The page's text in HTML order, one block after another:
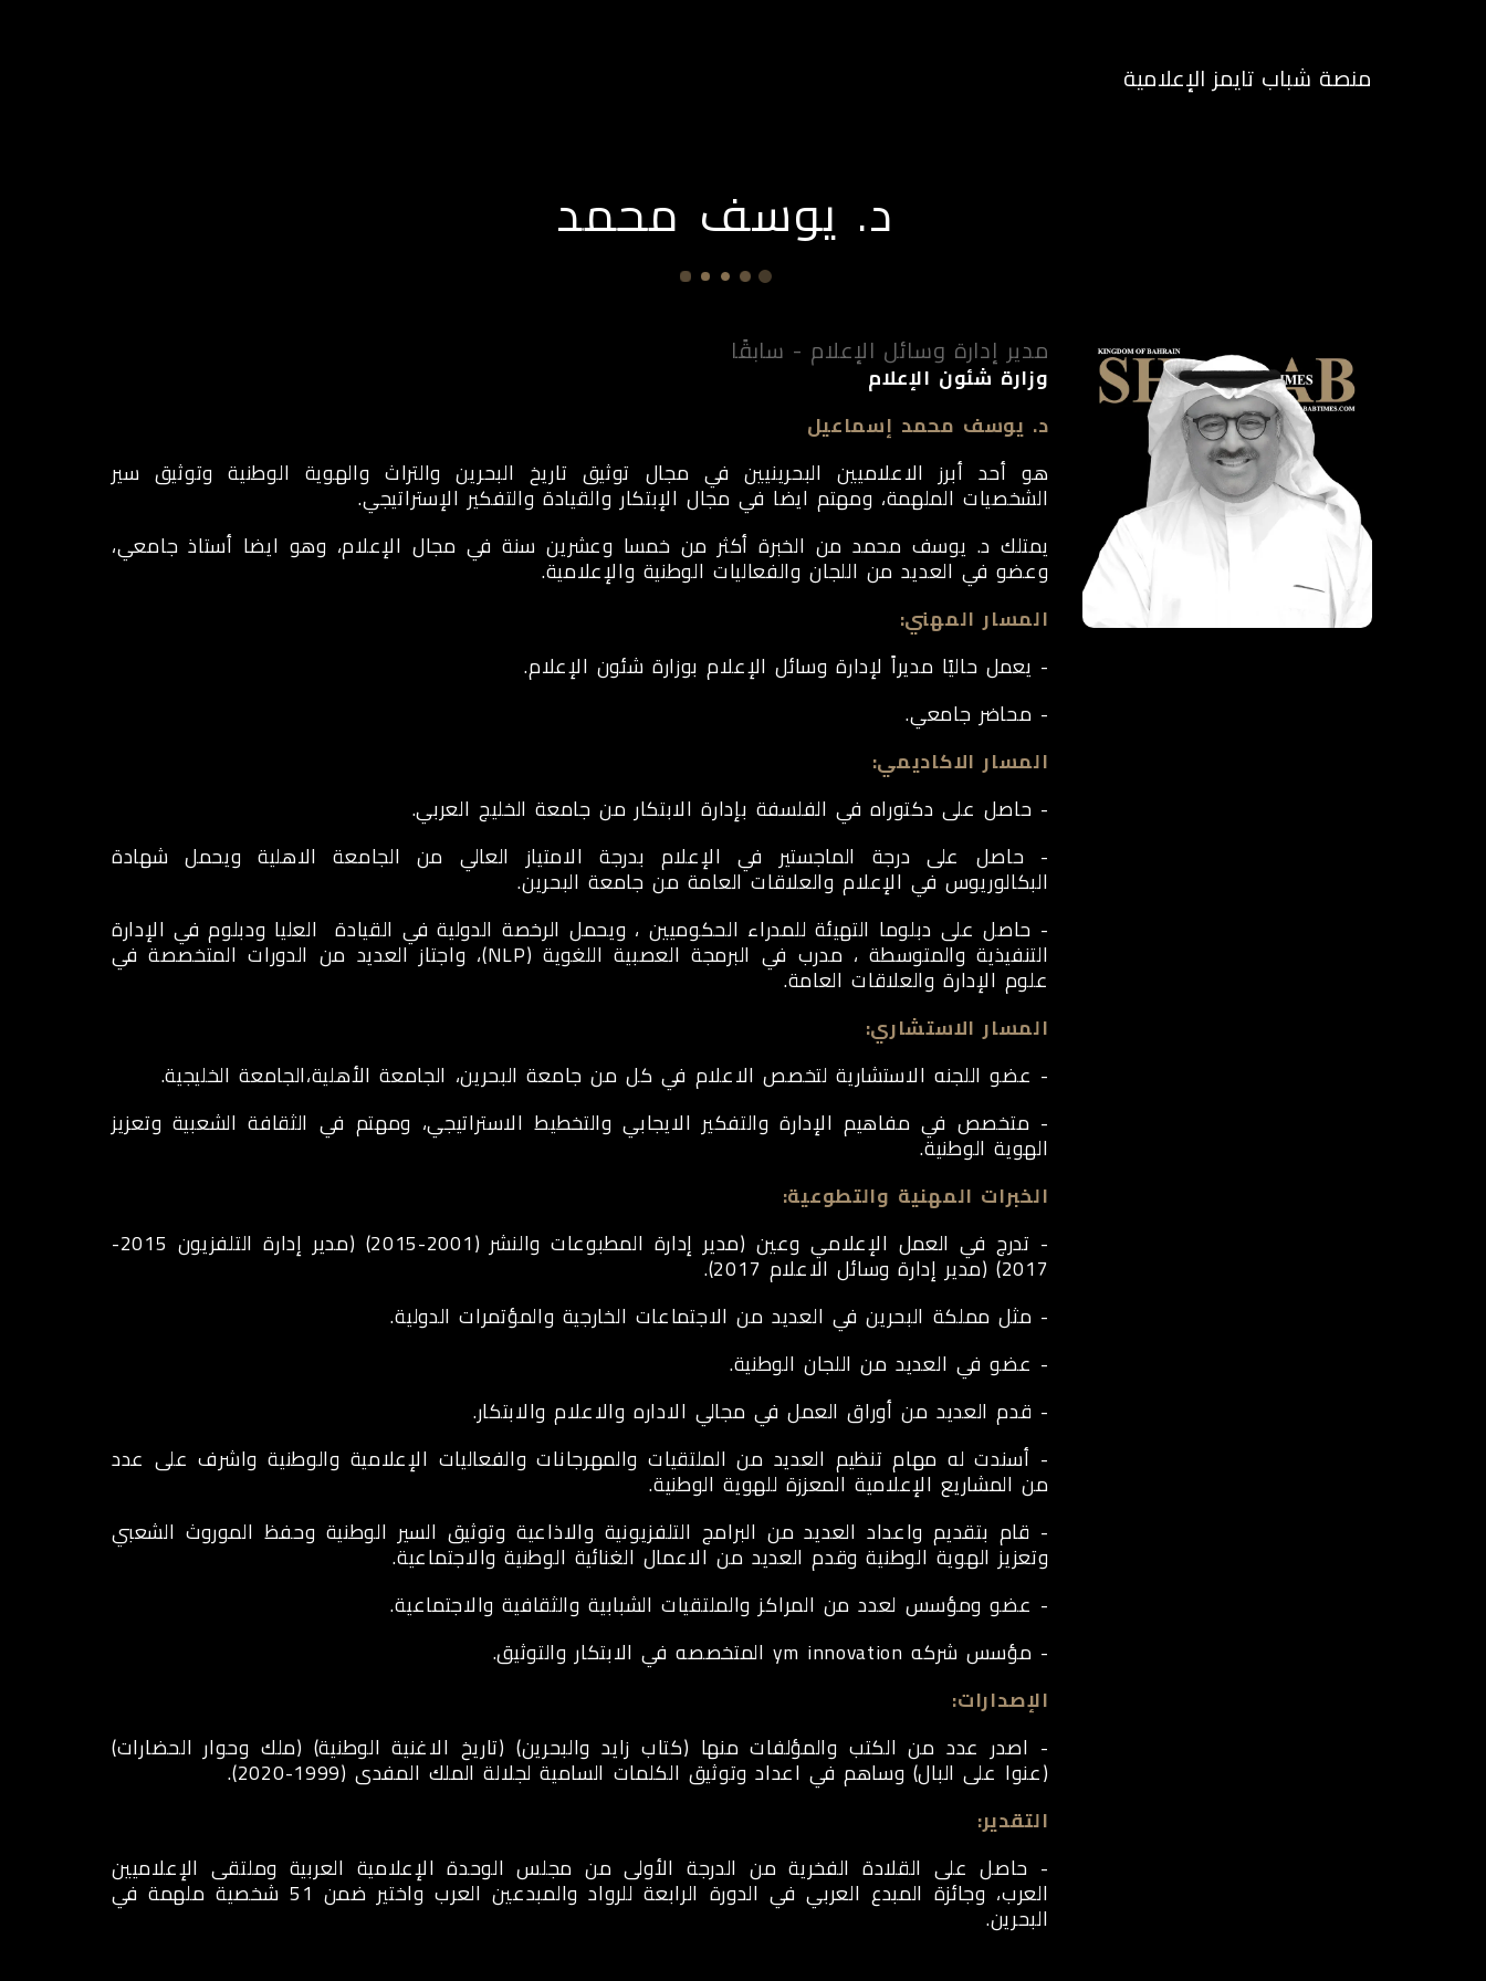
منصة شباب تايمز الإعلامية
د. يوسف محمد
مدير إدارة وسائل الإعلام - سابقًا
وزارة شئون الإعلام
د. يوسف محمد إسماعيل
هو أحد أبرز الاعلاميين البحرينيين في مجال توثيق تاريخ البحرين والتراث والهوية الوطنية وتوثيق سير
الشخصيات الملهمة، ومهتم ايضا في مجال الإبتكار والقيادة والتفكير الإستراتيجي.
يمتلك د. يوسف محمد من الخبرة أكثر من خمسا وعشرين سنة في مجال الإعلام، وهو ايضا أستاذ جامعي،
وعضو في العديد من اللجان والفعاليات الوطنية والإعلامية.
المسار المهني:
- يعمل حاليًا مديراً لإدارة وسائل الإعلام بوزارة شئون الإعلام.
- محاضر جامعي.
المسار الاكاديمي:
- حاصل على دكتوراه في الفلسفة بإدارة الابتكار من جامعة الخليج العربي.
- حاصل على درجة الماجستير في الإعلام بدرجة الامتياز العالي من الجامعة الاهلية ويحمل شهادة
البكالوريوس في الإعلام والعلاقات العامة من جامعة البحرين.
- حاصل على دبلوما التهيئة للمدراء الحكوميين ، ويحمل الرخصة الدولية في القيادة العليا ودبلوم في الإدارة
التنفيذية والمتوسطة ، مدرب في البرمجة العصبية اللغوية (NLP)، واجتاز العديد من الدورات المتخصصة في
علوم الإدارة والعلاقات العامة.
المسار الاستشاري:
- عضو اللجنه الاستشارية لتخصص الاعلام في كل من جامعة البحرين، الجامعة الأهلية،الجامعة الخليجية.
- متخصص في مفاهيم الإدارة والتفكير الايجابي والتخطيط الاستراتيجي، ومهتم في الثقافة الشعبية وتعزيز
الهوية الوطنية.
الخبرات المهنية والتطوعية:
- تدرج في العمل الإعلامي وعين (مدير إدارة المطبوعات والنشر (2001-2015) (مدير إدارة التلفزيون 2015-
2017) (مدير إدارة وسائل الاعلام 2017).
- مثل مملكة البحرين في العديد من الاجتماعات الخارجية والمؤتمرات الدولية.
- عضو في العديد من اللجان الوطنية.
- قدم العديد من أوراق العمل في مجالي الاداره والاعلام والابتكار.
- أسندت له مهام تنظيم العديد من الملتقيات والمهرجانات والفعاليات الإعلامية والوطنية واشرف على عدد
من المشاريع الإعلامية المعززة للهوية الوطنية.
- قام بتقديم واعداد العديد من البرامج التلفزيونية والاذاعية وتوثيق السير الوطنية وحفظ الموروث الشعبي
وتعزيز الهوية الوطنية وقدم العديد من الاعمال الغنائية الوطنية والاجتماعية.
- عضو ومؤسس لعدد من المراكز والملتقيات الشبابية والثقافية والاجتماعية.
- مؤسس شركه ym innovation المتخصصه في الابتكار والتوثيق.
الإصدارات:
- اصدر عدد من الكتب والمؤلفات منها (كتاب زايد والبحرين) (تاريخ الاغنية الوطنية) (ملك وحوار الحضارات)
(عنوا على البال) وساهم في اعداد وتوثيق الكلمات السامية لجلالة الملك المفدى (1999-2020).
التقدير:
- حاصل على القلادة الفخرية من الدرجة الأولى من مجلس الوحدة الإعلامية العربية وملتقى الإعلاميين
العرب، وجائزة المبدع العربي في الدورة الرابعة للرواد والمبدعين العرب واختير ضمن 51 شخصية ملهمة في
البحرين.